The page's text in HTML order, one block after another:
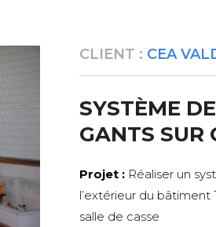
CLIENT : CEA
SYSTÈME
GANTS SUR
Projet :Réaliser un
l’extérieur du bâtiment
salle de casse